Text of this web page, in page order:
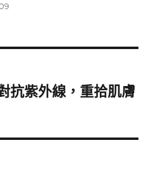
抗紫外線，重拾肌膚